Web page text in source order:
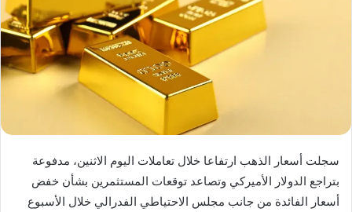
سجلت أسعار الذهب ارتفاعا خلال تعاملات اليوم الاثنين، مدفوعة
بتراجع الدولار الأميركي وتصاعد توقعات المستثمرين بشأن خفض
أسعار الفائدة من جانب مجلس الاحتياطي الفدرالي خلال الأسبوع